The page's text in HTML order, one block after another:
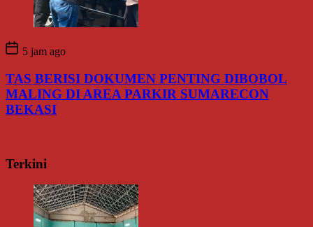
5 jam ago
TAS BERISI DOKUMEN PENTING DIBOBOL
MALING DI AREA PARKIR SUMARECON
BEKASI
Terkini